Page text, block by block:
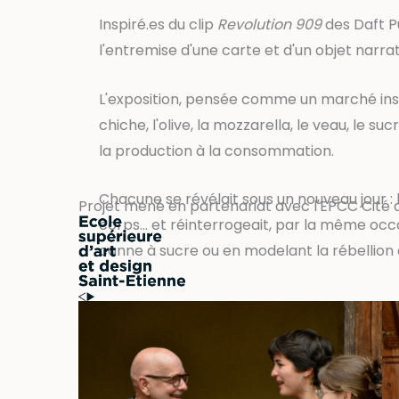
Inspiré.es du clip Revolution 909des Daft
l'entremise d'une carte et d'un objet
L'exposition, pensée comme un marché
chiche, l'olive, la mozzarella, le veau, le
la production à la consommation.
Chacune se révélait sous un nouveau
corps… et réinterrogeait, par la même
canne à sucre ou en modelant la rébellion
Projet mené en partenariat avec l'EPCC Cité